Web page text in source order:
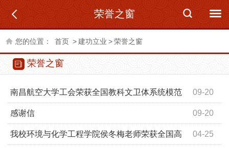
荣誉之窗
您的位置： 首页 >建功立业 >荣誉之窗
荣誉之窗
09-20
南昌航空大学工会荣获全国教科文卫体系统模范
职工之家 09-20
感谢信
04-25
我校环境与化学工程学院侯冬梅老师荣获全国高